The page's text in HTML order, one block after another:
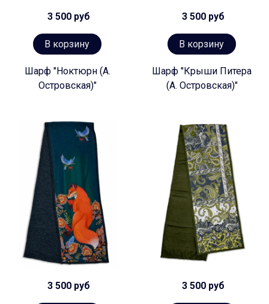
3 500 руб
В корзину
Шарф "Ноктюрн (А.
Островская)"
3 500 руб
В корзину
Шарф "Крыши Питера
(А. Островская)"
3 500 руб 3 500 руб